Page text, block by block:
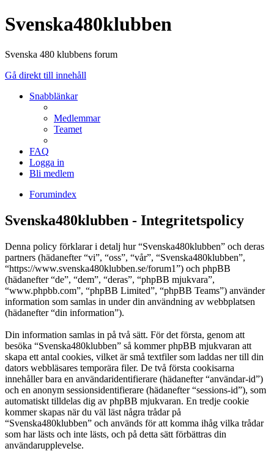
Svenska480klubben
Svenska 480 klubbens forum
Gå direkt till innehåll
Snabblänkar
Medlemmar
Teamet
FAQ
Logga in
Bli medlem
Forumindex
Svenska480klubben - Integritetspolicy
Denna policy förklarar i detalj hur “Svenska480klubben” och deras
partners (hädanefter “vi”, “oss”, “vår”, “Svenska480klubben”,
“https://www.svenska480klubben.se/forum1”) och phpBB
(hädanefter “de”, “dem”, “deras”, “phpBB mjukvara”,
“www.phpbb.com”, “phpBB Limited”, “phpBB Teams”) använder
information som samlas in under din användning av webbplatsen
(hädanefter “din information”).
Din information samlas in på två sätt. För det första, genom att
besöka “Svenska480klubben” så kommer phpBB mjukvaran att
skapa ett antal cookies, vilket är små textfiler som laddas ner till din
dators webbläsares temporära filer. De två första cookisarna
innehåller bara en användaridentifierare (hädanefter “användar-id”)
och en anonym sessionsidentifierare (hädanefter “sessions-id”), som
automatiskt tilldelas dig av phpBB mjukvaran. En tredje cookie
kommer skapas när du väl läst några trådar på
“Svenska480klubben” och används för att komma ihåg vilka trådar
som har lästs och inte lästs, och på detta sätt förbättras din
användarupplevelse.